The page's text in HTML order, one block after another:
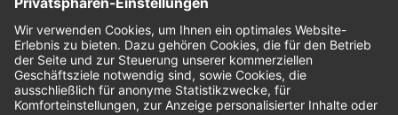
Bestellungen
Sendung verfolgen